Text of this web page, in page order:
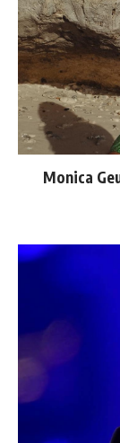
Monica